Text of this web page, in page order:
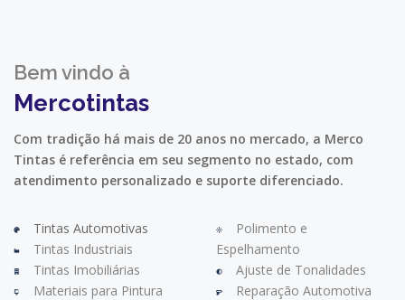
Bem vindo à
Mercotintas
Com tradição há mais de 20 anos no mercado, a Merco
Tintas é referência em seu segmento no estado, com
atendimento personalizado e suporte diferenciado.
Tintas Automotivas
Tintas Industriais
Tintas Imobiliárias
Materiais para Pintura
Polimento e
Espelhamento
Ajuste de Tonalidades
Reparação Automotiva